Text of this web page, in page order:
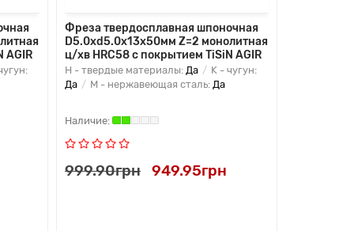
AGIR
Фреза твердосплавная шпоночная
D5.0xd5.0x13x50мм Z=2 монолитная
ц/хв HRC58 с покрытием TiSiN AGIR
H - твердые материалы: Да
K - чугун:
Да
M - нержавеющая сталь: Да
999.90грн 949.95грн